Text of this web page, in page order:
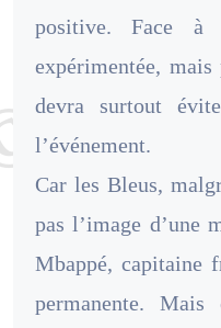
positive. Face à
expérimentée,
devra surtout
l’événement.
Car les Bleus,
pas l’image d’une
Mbappé, capitaine
permanente.